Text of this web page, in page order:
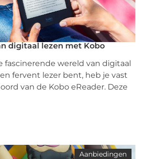
digitaal lezen met Kobo
fascinerende wereld van digitaal
fervent lezer bent, heb je vast
van de Kobo eReader. Deze
Aanbiedingen